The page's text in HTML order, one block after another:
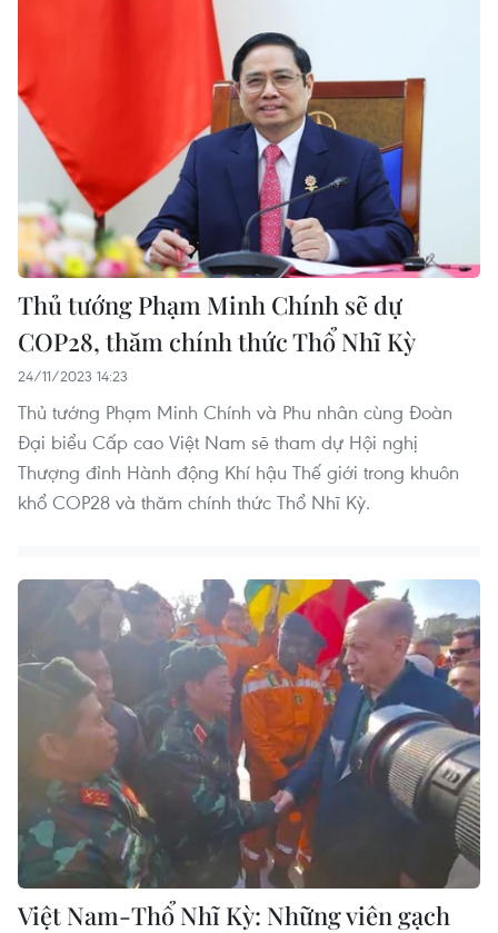
Thủ tướng Phạm Minh Chính sẽ dự
COP28, thăm chính thức Thổ Nhĩ Kỳ
24/11/2023 14:23
Thủ tướng Phạm Minh Chính và Phu nhân cùng Đoàn
Đại biểu Cấp cao Việt Nam sẽ tham dự Hội nghị
Thượng đỉnh Hành động Khí hậu Thế giới trong khuôn
khổ COP28 và thăm chính thức Thổ Nhĩ Kỳ.
Việt Nam-Thổ Nhĩ Kỳ: Những viên gạch